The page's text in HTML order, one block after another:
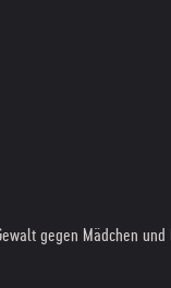
gegen Mädchen und